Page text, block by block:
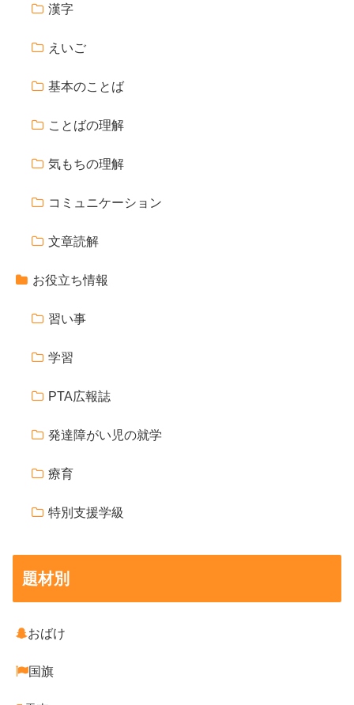
漢字
えいご
基本のことば
ことばの理解
気もちの理解
コミュニケーション
文章読解
お役立ち情報
習い事
学習
PTA広報誌
発達障がい児の就学
療育
特別支援学級
題材別
おばけ
国旗